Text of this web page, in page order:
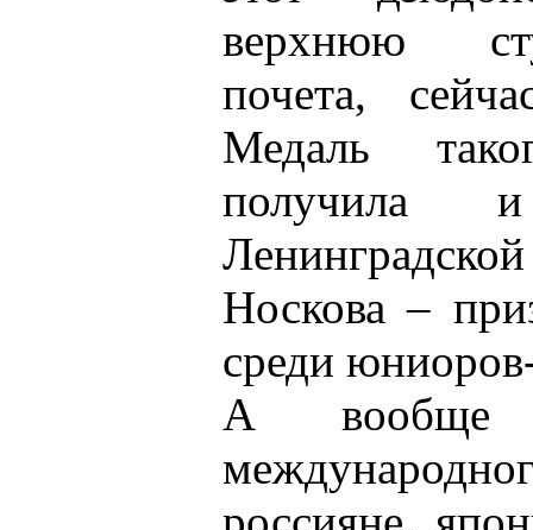
верхнюю
почета,
Медаль
получила и
Носкова –
среди
А вообще